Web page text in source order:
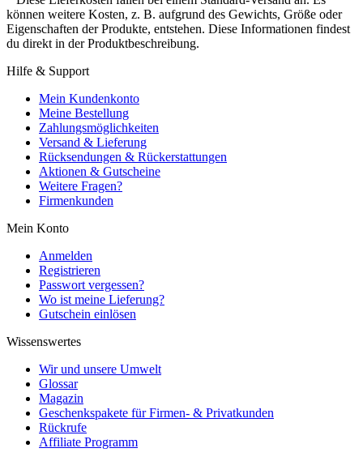
können weitere Kosten, z. B. aufgrund des Gewichts, Größe oder
Eigenschaften der Produkte, entstehen. Diese Informationen findest
du direkt in der Produktbeschreibung.
Hilfe & Support
Mein Kundenkonto
Meine Bestellung
Zahlungsmöglichkeiten
Versand & Lieferung
Rücksendungen & Rückerstattungen
Aktionen & Gutscheine
Weitere Fragen?
Firmenkunden
Mein Konto
Anmelden
Registrieren
Passwort vergessen?
Wo ist meine Lieferung?
Gutschein einlösen
Wissenswertes
Wir und unsere Umwelt
Glossar
Magazin
Geschenkspakete für Firmen- & Privatkunden
Rückrufe
Affiliate Programm